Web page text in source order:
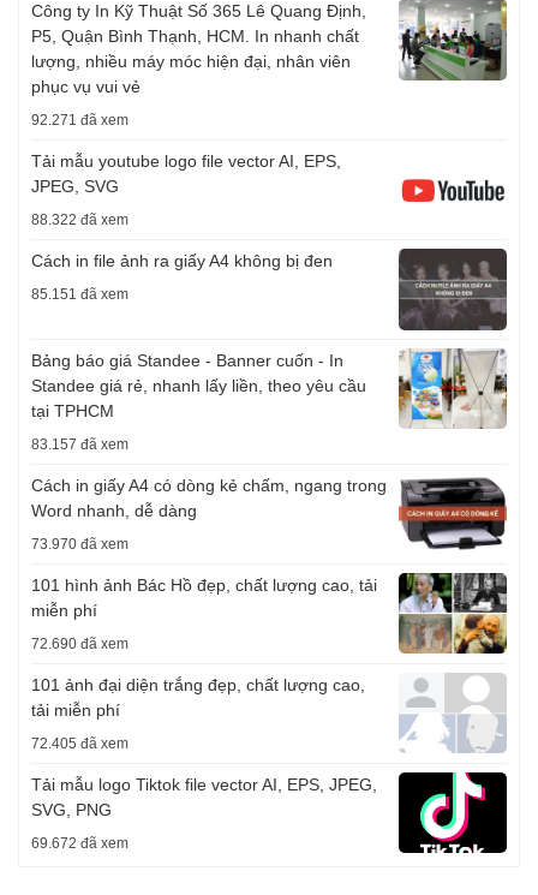
Công ty In Kỹ Thuật Số 365 Lê Quang Định,
P5, Quận Bình Thạnh, HCM. In nhanh chất
lượng, nhiều máy móc hiện đại, nhân viên
phục vụ vui vẻ
92.271 đã xem
Tải mẫu youtube logo file vector AI, EPS,
JPEG, SVG
88.322 đã xem
Cách in file ảnh ra giấy A4 không bị đen
85.151 đã xem
Bảng báo giá Standee - Banner cuốn - In
Standee giá rẻ, nhanh lấy liền, theo yêu cầu
tại TPHCM
83.157 đã xem
Cách in giấy A4 có dòng kẻ chấm, ngang trong
Word nhanh, dễ dàng
73.970 đã xem
101 hình ảnh Bác Hồ đẹp, chất lượng cao, tải
miễn phí
72.690 đã xem
101 ảnh đại diện trắng đẹp, chất lượng cao,
tải miễn phí
72.405 đã xem
Tải mẫu logo Tiktok file vector AI, EPS, JPEG,
SVG, PNG
69.672 đã xem